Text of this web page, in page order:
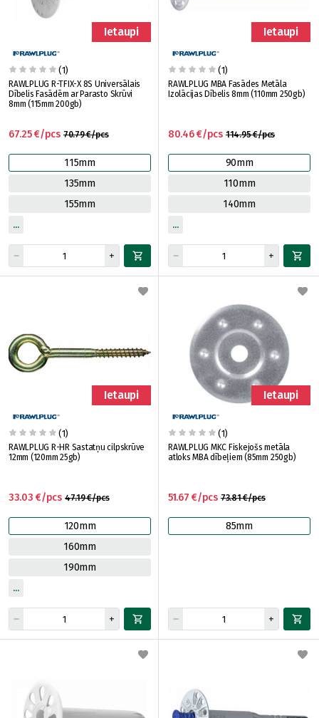
Ietaupi
(1)
RAWLPLUG R-TFIX-X 8S Universālais
Dībelis Fasādēm ar Parasto Skrūvi
8mm (115mm 200gb)
70.79 €/pcs
67.25 €/pcs
115mm
135mm
155mm
Ietaupi
(1)
RAWLPLUG MBA Fasādes Metāla
Izolācijas Dībelis 8mm (110mm 250gb)
114.95 €/pcs
80.46 €/pcs
90mm
110mm
140mm
Ietaupi
(1)
RAWLPLUG R-HR Sastatņu cilpskrūve
12mm (120mm 25gb)
47.19 €/pcs
33.03 €/pcs
120mm
160mm
190mm
Ietaupi
(1)
RAWLPLUG MKC Fiskejošs metāla
atloks MBA dībeļiem (85mm 250gb)
73.81 €/pcs
51.67 €/pcs
85mm